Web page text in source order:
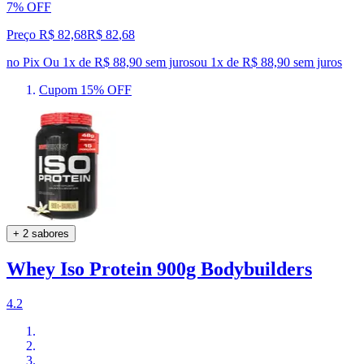
7% OFF
Preço R$ 82,68R$ 82,68
no Pix Ou 1x de R$ 88,90 sem jurosou 1x de R$ 88,90 sem juros
Cupom 15% OFF
+ 2 sabores
Whey Iso Protein 900g Bodybuilders
4.2